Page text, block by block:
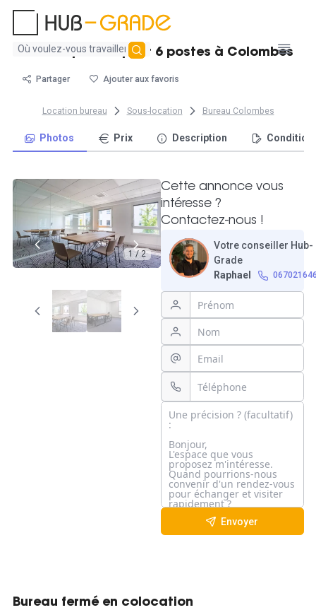
Aucun
trouvé
Bureau privatif pour 6 postes à Colombes
Partager Ajouter aux favoris
Location bureau Sous-location Bureau Colombes
Photos Prix Description
1 / 2
Cette annonce vous
intéresse ?
Contactez-nous !
Votre conseiller Hub-
Grade
Raphael
Envoyer
Bureau fermé en colocation